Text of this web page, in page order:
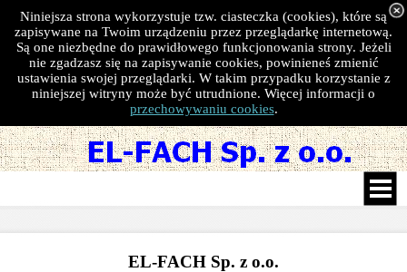
Niniejsza strona wykorzystuje tzw. ciasteczka (cookies), które są
zapisywane na Twoim urządzeniu przez przeglądarkę internetową.
Są one niezbędne do prawidłowego funkcjonowania strony. Jeżeli
nie zgadzasz się na zapisywanie cookies, powinieneś zmienić
ustawienia swojej przeglądarki. W takim przypadku korzystanie z
niniejszej witryny może być utrudnione. Więcej informacji o
przechowywaniu cookies.
EL-FACH Sp. z o.o.